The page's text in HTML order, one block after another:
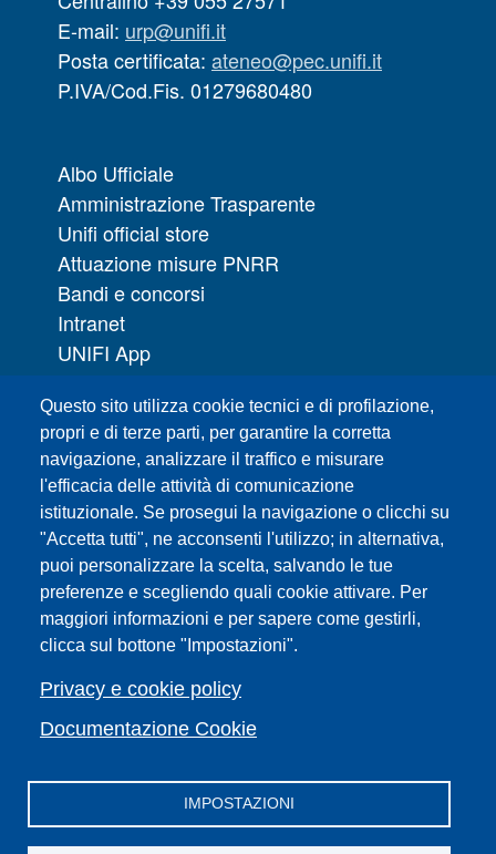
Questo sito utilizza cookie tecnici e di profilazione,
propri e di terze parti, per garantire la corretta
navigazione, analizzare il traffico e misurare
l'efficacia delle attività di comunicazione
istituzionale. Se prosegui la navigazione o clicchi su
"Accetta tutti", ne acconsenti l'utilizzo; in alternativa,
puoi personalizzare la scelta, salvando le tue
preferenze e scegliendo quali cookie attivare. Per
maggiori informazioni e per sapere come gestirli,
clicca sul bottone "Impostazioni".
Privacy e cookie policy
Documentazione Cookie
IMPOSTAZIONI
E-mail: urp@unifi.it
Posta certificata: ateneo@pec.unifi.it
P.IVA/Cod.Fis. 01279680480
Albo Ufficiale
Amministrazione Trasparente
Unifi official store
Attuazione misure PNRR
Bandi e concorsi
Intranet
UNIFI App
URP | Ufficio Relazioni con il Pubblico
Sedi
Mappa del sito
Webmaster e redazione web
Elenco dei siti tematici
Accessibilità
Feed RSS
Note legali del sito
Privacy policy
Cambia idea sui cookie
Facebook
X YouTubeSpotifyInstagramLinkedInTelegram
Flickr